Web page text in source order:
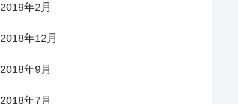
2019年2月
2018年12月
2018年9月
2018年7月